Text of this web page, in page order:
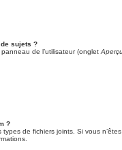
sujets ?
de l’utilisateur (onglet
?
types de fichiers joints. Si vous